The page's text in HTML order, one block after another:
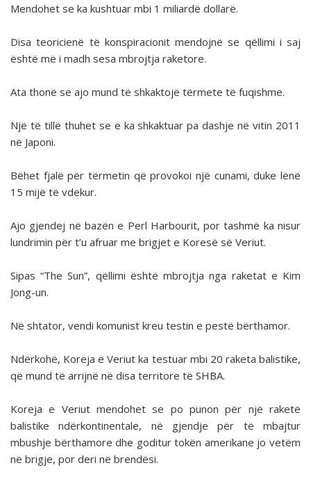
Mendohet se ka kushtuar mbi 1 miliardë dollarë.
Disa teoricienë të konspiracionit mendojnë se qëllimi i saj
është më i madh sesa mbrojtja raketore.
Ata thonë se ajo mund të shkaktojë tërmete të fuqishme.
Një të tillë thuhet se e ka shkaktuar pa dashje në vitin 2011
në Japoni.
Bëhet fjalë për tërmetin që provokoi një cunami, duke lënë
15 mijë të vdekur.
Ajo gjendej në bazën e Perl Harbourit, por tashmë ka nisur
lundrimin për t’u afruar me brigjet e Koresë së Veriut.
Sipas “The Sun”, qëllimi është mbrojtja nga raketat e Kim
Jong-un.
Në shtator, vendi komunist kreu testin e pestë bërthamor.
Ndërkohë, Koreja e Veriut ka testuar mbi 20 raketa balistike,
që mund të arrijnë në disa territore të SHBA.
Koreja e Veriut mendohet se po punon për një raketë
balistike ndërkontinentale, në gjendje për të mbajtur
mbushje bërthamore dhe goditur tokën amerikane jo vetëm
në brigje, por deri në brendësi.